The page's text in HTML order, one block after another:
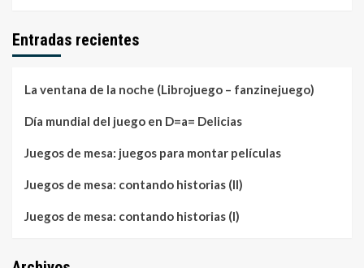
Entradas recientes
La ventana de la noche (Librojuego – fanzinejuego)
Día mundial del juego en D=a= Delicias
Juegos de mesa: juegos para montar películas
Juegos de mesa: contando historias (II)
Juegos de mesa: contando historias (I)